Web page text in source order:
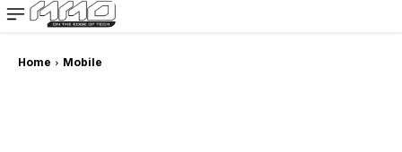
MMOSITE - Thông tin công nghệ
Bài viết nổi bật
Home Mobile